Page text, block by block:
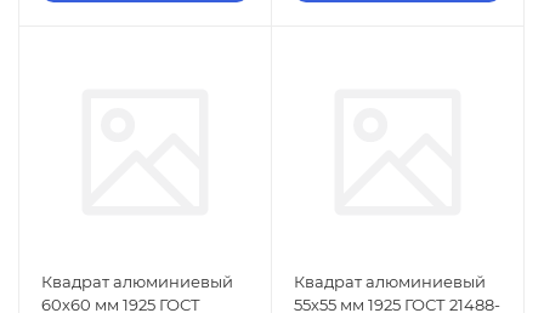
Квадрат алюминиевый
60х60 мм 1925 ГОСТ
Квадрат алюминиевый
55х55 мм 1925 ГОСТ 21488-